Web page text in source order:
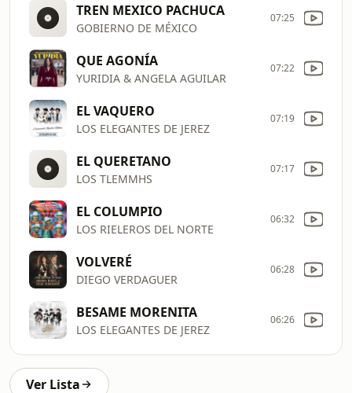
TREN MEXICO PACHUCA
GOBIERNO DE MÉXICO
07:25
QUE AGONÍA
YURIDIA & ANGELA AGUILAR
07:22
EL VAQUERO
LOS ELEGANTES DE JEREZ
07:19
EL QUERETANO
LOS TLEMMHS
07:17
EL COLUMPIO
LOS RIELEROS DEL NORTE
06:32
VOLVERÉ
DIEGO VERDAGUER
06:28
BESAME MORENITA
LOS ELEGANTES DE JEREZ
06:26
Ver Lista